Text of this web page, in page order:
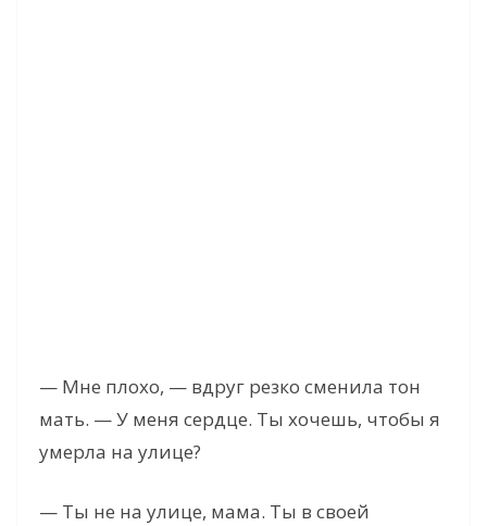
— Мне плохо, — вдруг резко сменила тон
мать. — У меня сердце. Ты хочешь, чтобы я
умерла на улице?
— Ты не на улице, мама. Ты в своей